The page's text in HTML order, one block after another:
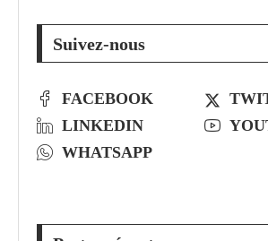
Suivez-nous
FACEBOOK
LINKEDIN
WHATSAPP